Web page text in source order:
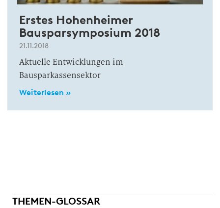
Erstes Hohenheimer
Bausparsymposium 2018
21.11.2018
Aktuelle Entwicklungen im
Bausparkassensektor
Weiterlesen »
THEMEN-GLOSSAR